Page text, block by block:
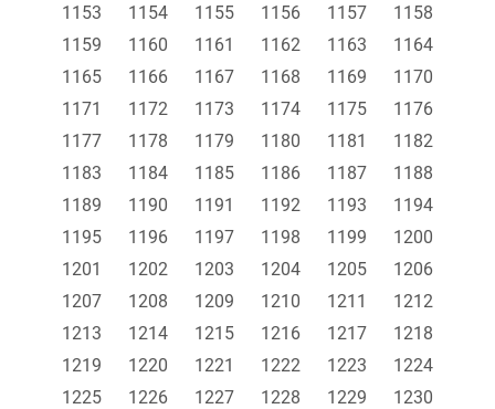
1153 1154 1155 1156 1157
1158
1159
1160 1161 1162 1163
1164
1165
1166 1167 1168 1169
1170
1171
1172 1173 1174 1175
1176
1177
1178 1179 1180 1181
1182
1183
1184 1185 1186 1187
1188
1189
1190 1191 1192 1193
1194
1195
1196 1197 1198 1199
1200
1201
1202 1203 1204 1205
1206
1207
1208 1209 1210 1211
1212
1213
1214 1215 1216 1217
1218
1219
1220 1221 1222 1223
1224
1225
1226 1227 1228 1229
1230